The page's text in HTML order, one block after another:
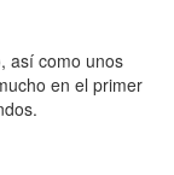
así como unos
en el primer